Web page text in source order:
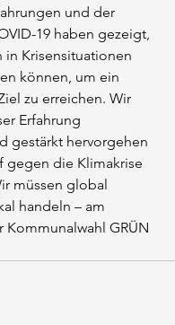
und der
19 haben gezeigt,
in Krisensituationen
können, um ein
zu erreichen. Wir
Erfahrung
gestärkt hervorgehen
gegen die Klimakrise
müssen global
handeln – am
Kommunalwahl GRÜN